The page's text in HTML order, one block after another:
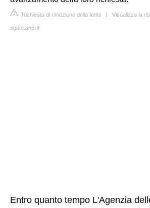
Richiesta di rimozione della fonte | Visualizza la
sgate.anci.it
Entro quanto tempo L'Agenzia